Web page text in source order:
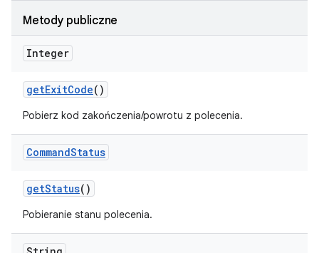
Metody publiczne
Integer
getExitCode()
Pobierz kod zakończenia/powrotu z polecenia.
CommandStatus
getStatus()
Pobieranie stanu polecenia.